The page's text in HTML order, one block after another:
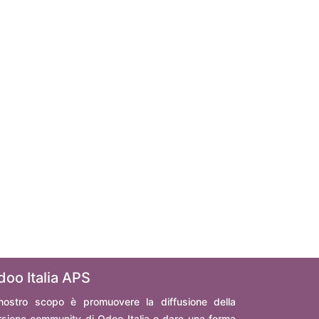
Italia APS
scopo è promuovere la diffusione della